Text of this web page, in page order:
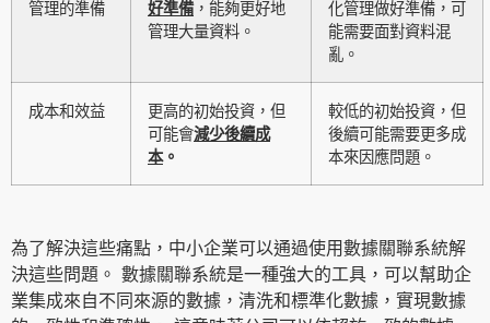
管理的準備 好準備，能夠更好地
管理大量資料。
化管理做好準備，可
能需要面對資料混
亂。
成本和效益
更高的初始投資，但
可能會減少後續成
本。
較低的初始投資，但
後續可能需要更多成
本來因應問題。
為了解決這些痛點，中小企業可以通過使用數據關聯系統解
決這些問題。 數據關聯系統是一種強大的工具，可以幫助企
業集成來自不同來源的數據，清洗和標準化數據，實現數據